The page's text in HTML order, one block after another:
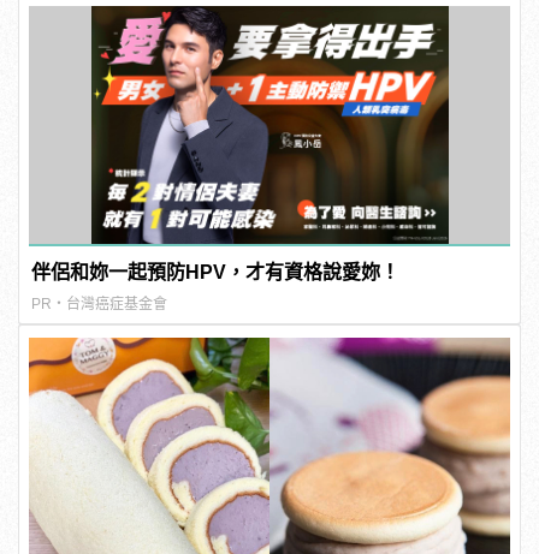
伴侶和妳一起預防HPV，才有資格說愛妳！
PR・台灣癌症基金會